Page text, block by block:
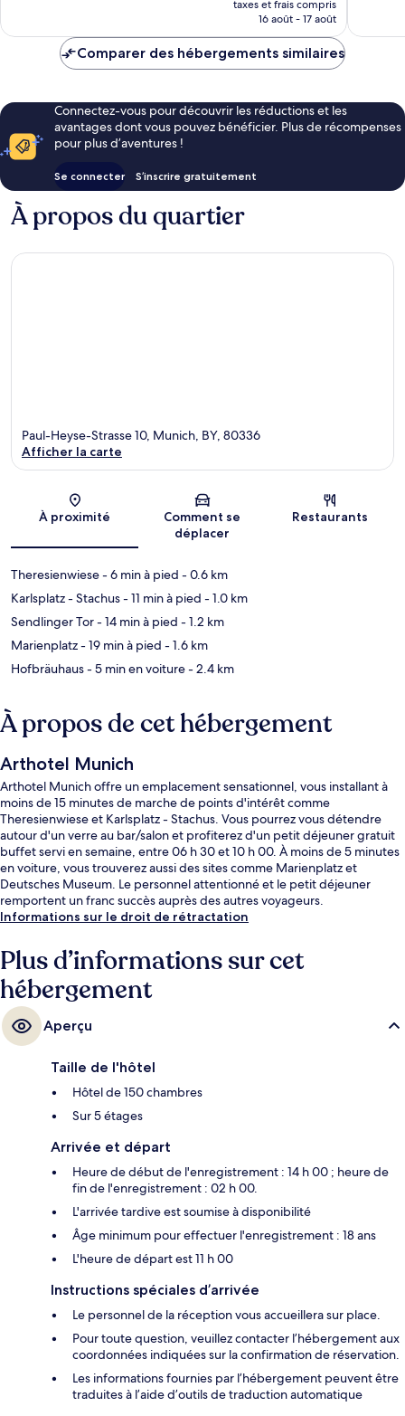
prix
de
taxes et frais compris
16 août - 17 août
Comparer des hébergements similaires
Connectez-vous pour découvrir les réductions et les
avantages dont vous pouvez bénéficier. Plus de récompenses
pour plus d’aventures !
Se connecter S’inscrire gratuitement
À propos du quartier
Carte
Paul-Heyse-Strasse 10, Munich, BY, 80336
Afficher la carte
À proximité
Comment se
déplacer
Restaurants
Theresienwiese- 6 min à pied - 0.6 km
Karlsplatz - Stachus- 11 min à pied - 1.0 km
Sendlinger Tor- 14 min à pied - 1.2 km
Marienplatz- 19 min à pied - 1.6 km
Hofbräuhaus- 5 min en voiture- 2.4 km
À propos de cet hébergement
Arthotel Munich
Arthotel Munich offre un emplacement sensationnel, vous installant à
moins de 15 minutes de marche de points d'intérêt comme
Theresienwiese et Karlsplatz - Stachus. Vous pourrez vous détendre
autour d'un verre au bar/salon et profiterez d'un petit déjeuner gratuit
buffet servi en semaine, entre 06 h 30 et 10 h 00. À moins de 5 minutes
en voiture, vous trouverez aussi des sites comme Marienplatz et
Deutsches Museum. Le personnel attentionné et le petit déjeuner
remportent un franc succès auprès des autres voyageurs.
L'hébergement se situe à une très courte distance à pied des transports
de métro Theresienwiese, à 5 min.
Informations sur le droit de rétractation
Plus d’informations sur cet
hébergement
Aperçu
Taille de l'hôtel
Hôtel de 150 chambres
Sur 5 étages
Arrivée et départ
Heure de début de l'enregistrement : 14 h 00 ; heure de
fin de l'enregistrement : 02 h 00.
L'arrivée tardive est soumise à disponibilité
Âge minimum pour effectuer l'enregistrement : 18 ans
L'heure de départ est 11 h 00
Instructions spéciales d’arrivée
Le personnel de la réception vous accueillera sur place.
Pour toute question, veuillez contacter l’hébergement aux
coordonnées indiquées sur la confirmation de réservation.
Les informations fournies par l’hébergement peuvent être
traduites à l’aide d’outils de traduction automatique